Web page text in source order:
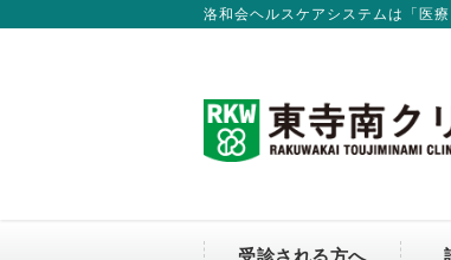
洛和会ヘルスケアシステムは「医